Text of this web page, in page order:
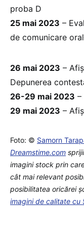
proba D
25 mai 2023 –
de comunicare
26 mai 2023 –
Depunerea
26-29 mai 2023 –
29 mai 2023 –
Foto: © Samorn
Dreamstime.com
imagini stock prin
cât mai relevant
posibilitatea oricărei
imagini de calitate cu